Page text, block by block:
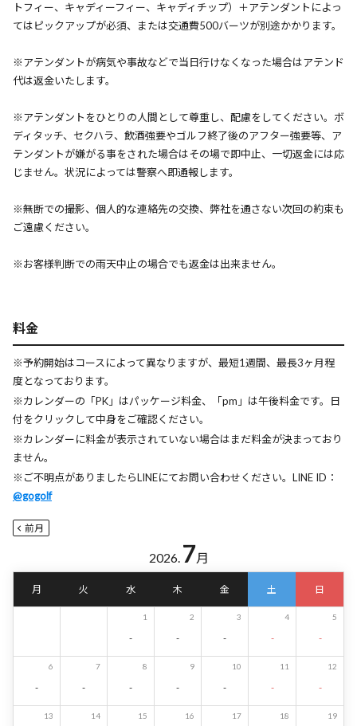
トフィー、キャディーフィー、キャディチップ）＋アテンダントによっ
てはピックアップが必須、または交通費500バーツが別途かかります。
※アテンダントが病気や事故などで当日行けなくなった場合はアテンド
代は返金いたします。
※アテンダントをひとりの人間として尊重し、配慮をしてください。ボ
ディタッチ、セクハラ、飲酒強要やゴルフ終了後のアフター強要等、ア
テンダントが嫌がる事をされた場合はその場で即中止、一切返金には応
じません。状況によっては警察へ即通報します。
※無断での撮影、個人的な連絡先の交換、弊社を通さない次回の約束も
ご遠慮ください。
※お客様判断での雨天中止の場合でも返金は出来ません。
料金
※予約開始はコースによって異なりますが、最短1週間、最長3ヶ月程
度となっております。
※カレンダーの「PK」はパッケージ料金、「pm」は午後料金です。日
付をクリックして中身をご確認ください。
※カレンダーに料金が表示されていない場合はまだ料金が決まっており
ません。
※ご不明点がありましたらLINEにてお問い合わせください。LINE ID：
@gogolf
前月
2026. 7 月
月 火 水 木 金 土 日
1
-
2
-
3
-
4
-
5
-
6
-
7
-
8
-
9
-
10
-
11
-
12
-
13 14 15 16 17 18 19